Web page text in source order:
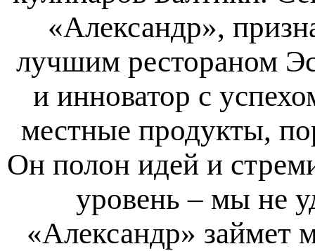
«Александр»,
лучшим рестораном
и инноватор с
местные продукты,
Он полон идей и
уровень – мы не
«Александр» займет